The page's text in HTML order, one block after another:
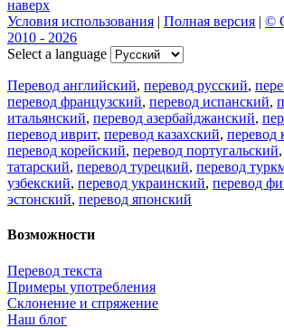
наверх
Условия использования | Полная версия | ©
2010 - 2026
Select a language
Перевод английский, перевод русский,
перевод французский, перевод испанский,
итальянский, перевод азербайджанский,
перевод иврит, перевод казахский, перевод
перевод корейский, перевод португальский,
татарский, перевод турецкий, перевод
узбекский, перевод украинский, перевод
эстонский, перевод японский
Возможности
Перевод текста
Примеры употребления
Склонение и спряжение
Наш блог